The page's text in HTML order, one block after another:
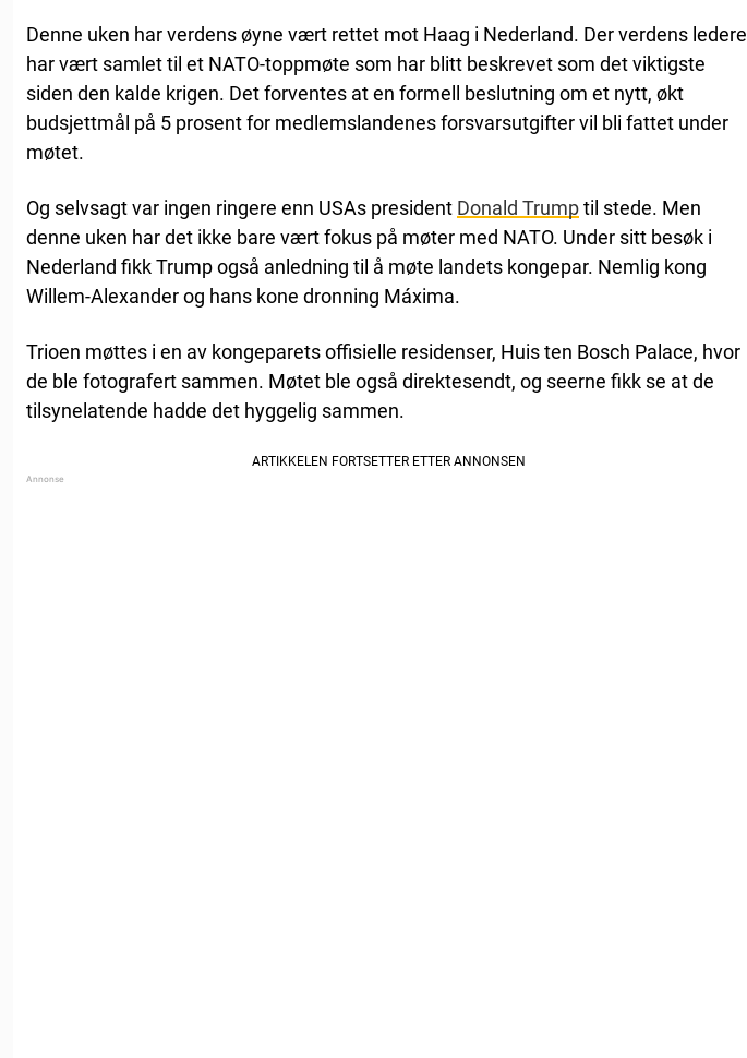
Denne uken har verdens øyne vært rettet mot Haag i Nederland. Der verdens ledere
har vært samlet til et NATO-toppmøte som har blitt beskrevet som det viktigste
siden den kalde krigen. Det forventes at en formell beslutning om et nytt, økt
budsjettmål på 5 prosent for medlemslandenes forsvarsutgifter vil bli fattet under
møtet.
Og selvsagt var ingen ringere enn USAs president Donald Trumptil stede. Men
denne uken har det ikke bare vært fokus på møter med NATO. Under sitt besøk i
Nederland fikk Trump også anledning til å møte landets kongepar. Nemlig kong
Willem-Alexander og hans kone dronning Máxima.
Trioen møttes i en av kongeparets offisielle residenser, Huis ten Bosch Palace, hvor
de ble fotografert sammen. Møtet ble også direktesendt, og seerne fikk se at de
tilsynelatende hadde det hyggelig sammen.